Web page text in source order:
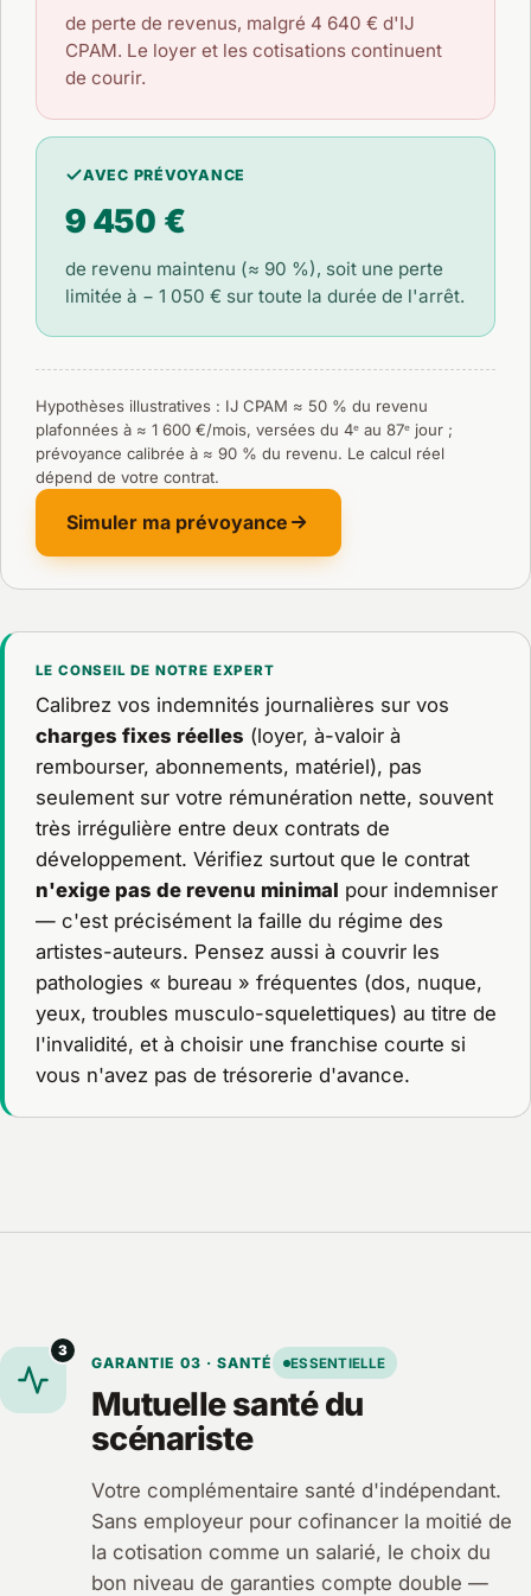
de perte de revenus, malgré 4 640 € d'IJ
CPAM. Le loyer et les cotisations continuent
de courir.
AVEC PRÉVOYANCE
9 450 €
de revenu maintenu (≈ 90 %), soit une perte
limitée à − 1 050 € sur toute la durée de l'arrêt.
Hypothèses illustratives : IJ CPAM ≈ 50 % du revenu
plafonnées à ≈ 1 600 €/mois, versées du 4ᵉ au 87ᵉ jour ;
prévoyance calibrée à ≈ 90 % du revenu. Le calcul réel
dépend de votre contrat.
Simuler ma prévoyance
LE CONSEIL DE NOTRE EXPERT
Calibrez vos indemnités journalières sur vos
charges fixes réelles (loyer, à-valoir à
rembourser, abonnements, matériel), pas
seulement sur votre rémunération nette, souvent
très irrégulière entre deux contrats de
développement. Vérifiez surtout que le contrat
n'exige pas de revenu minimal pour indemniser
— c'est précisément la faille du régime des
artistes-auteurs. Pensez aussi à couvrir les
pathologies « bureau » fréquentes (dos, nuque,
yeux, troubles musculo-squelettiques) au titre de
l'invalidité, et à choisir une franchise courte si
vous n'avez pas de trésorerie d'avance.
3
GARANTIE 03 · SANTÉ ESSENTIELLE
Mutuelle santé du
scénariste
Votre complémentaire santé d'indépendant.
Sans employeur pour cofinancer la moitié de
la cotisation comme un salarié, le choix du
bon niveau de garanties compte double —